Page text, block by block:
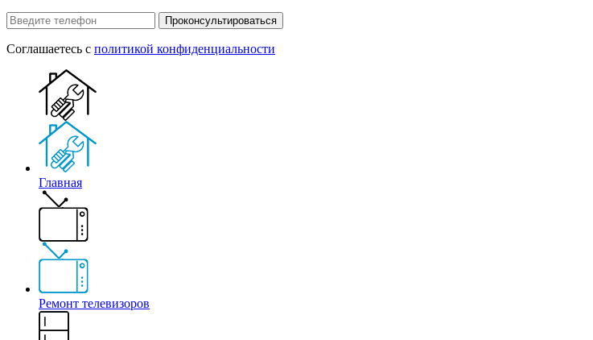
Проконсультироваться
Соглашаетесь с политикой конфиденциальности
Главная
Ремонт телевизоров